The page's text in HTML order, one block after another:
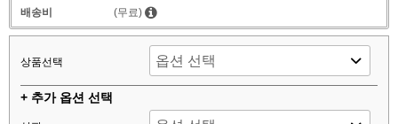
배송비 (무료)
상품선택
+ 추가 옵션 선택